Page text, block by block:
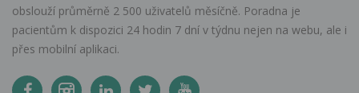
obslouží průměrně 2 500 uživatelů měsíčně. Poradna je
pacientům k dispozici 24 hodin 7 dní v týdnu nejen na webu, ale i
přes mobilní aplikaci.